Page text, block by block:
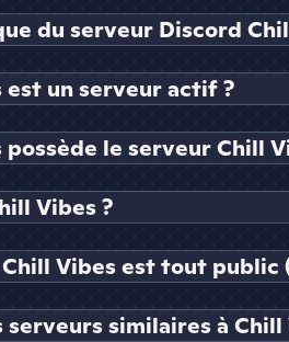
du serveur Discord
est un serveur actif ?
le serveur Chill
Vibes ?
Vibes est tout public
similaires à Chill